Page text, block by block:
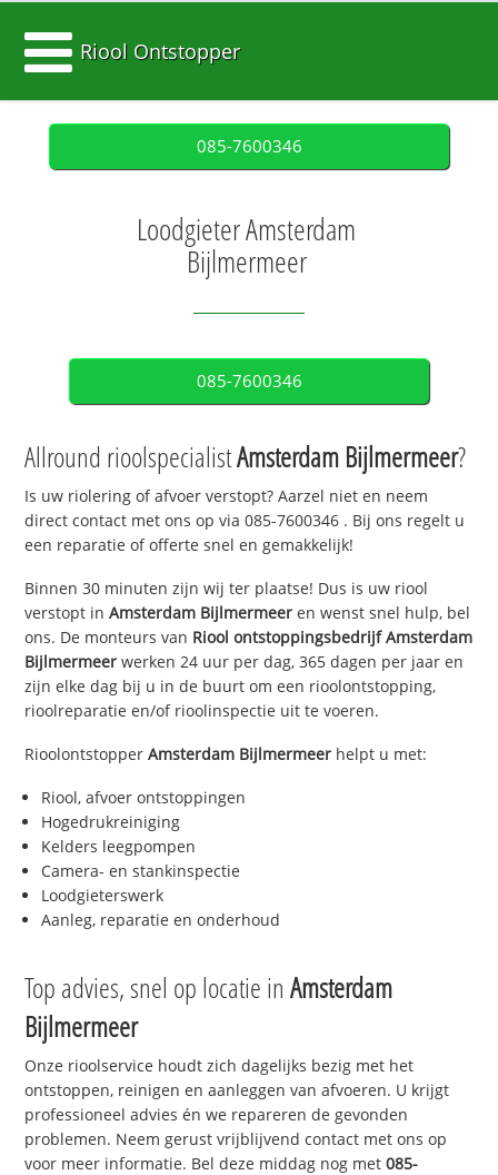
Riool Ontstopper
085-7600346
Loodgieter Amsterdam
Bijlmermeer
085-7600346
Allround rioolspecialistAmsterdam Bijlmermeer?
Is uw riolering of afvoer verstopt? Aarzel niet en neem
direct contact met ons op via085-7600346 . Bij ons regelt u
een reparatie of offerte snel en gemakkelijk!
Binnen 30 minuten zijn wij ter plaatse! Dus is uw riool
verstopt inAmsterdam Bijlmermeer en wenst snel hulp, bel
ons. De monteurs van Riool ontstoppingsbedrijfAmsterdam
Bijlmermeer werken 24 uur per dag, 365 dagen per jaar en
zijn elke dag bij u in de buurt om een rioolontstopping,
rioolreparatie en/of rioolinspectie uit te voeren.
RioolontstopperAmsterdam Bijlmermeer helpt u met:
Riool, afvoer ontstoppingen
Hogedrukreiniging
Kelders leegpompen
Camera- en stankinspectie
Loodgieterswerk
Aanleg, reparatie en onderhoud
Top advies, snel op locatie inAmsterdam
Bijlmermeer
Onze rioolservice houdt zich dagelijks bezig met het
ontstoppen, reinigen en aanleggen van afvoeren. U krijgt
professioneel advies én we repareren de gevonden
problemen. Neem gerust vrijblijvend contact met ons op
voor meer informatie. Bel deze middag nog met085-